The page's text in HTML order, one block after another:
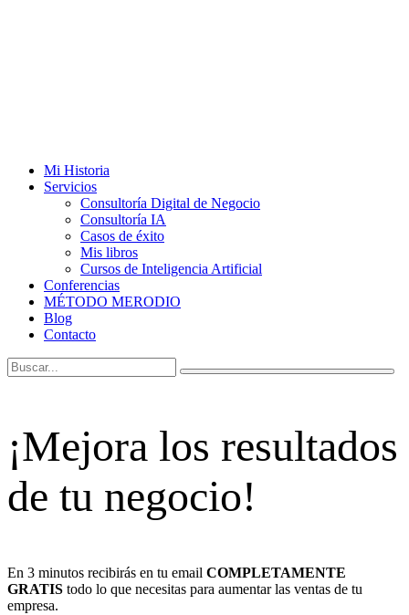
Mi Historia
Servicios
Consultoría Digital de Negocio
Consultoría IA
Casos de éxito
Mis libros
Cursos de Inteligencia Artificial
Conferencias
MÉTODO MERODIO
Blog
Contacto
¡Mejora los resultados
de tu negocio!
En 3 minutos recibirás en tu email COMPLETAMENTE
GRATIS todo lo que necesitas para aumentar las ventas de tu
empresa.